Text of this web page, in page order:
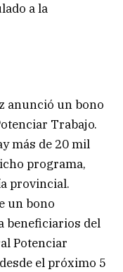
a la
anunció un bono
Trabajo.
más de 20 mil
programa,
provincial.
un bono
beneficiarios del
Potenciar
el próximo 5